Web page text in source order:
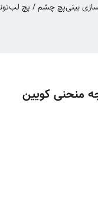
بینیپچ چشم / پچ لب
منحنی کویین